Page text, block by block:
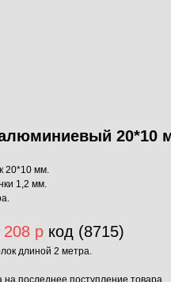
20*10
20*10 мм.
1,2 мм.
р код (8715)
длиной 2 метра.
на последнее поступление товара.